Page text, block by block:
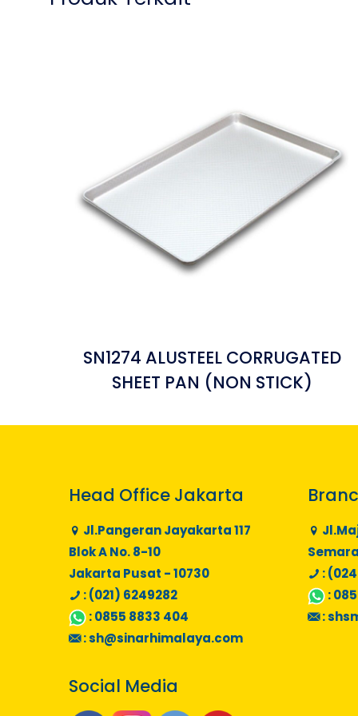
SN1274 ALUSTEEL CORRUGATED
SHEET PAN (NON STICK)
Head Office Jakarta
Jl.Pangeran Jayakarta 117
Blok A No. 8-10
Jakarta Pusat - 10730
: (021) 6249282
:0855 8833 404
:sh@sinarhimalaya.com
:
:
:
Social Media